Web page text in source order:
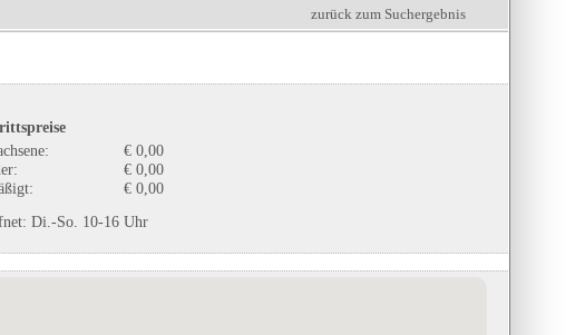
zurück zum Suchergebnis
€ 0,00
€ 0,00
€ 0,00
Di.-So. 10-16 Uhr